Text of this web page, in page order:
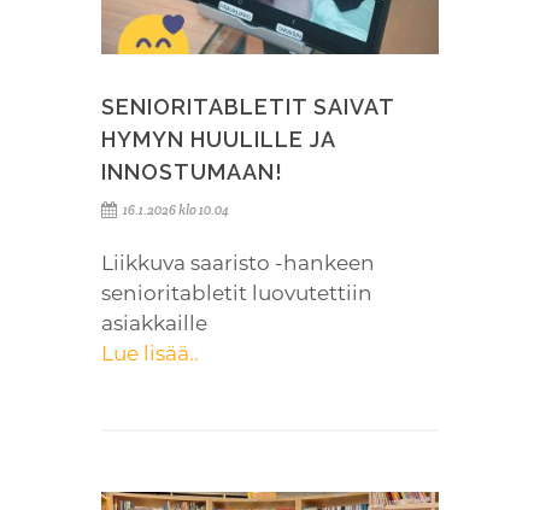
SENIORITABLETIT SAIVAT
HYMYN HUULILLE JA
INNOSTUMAAN!
16.1.2026 klo 10.04
Liikkuva saaristo -hankeen
senioritabletit luovutettiin
asiakkaille
Lue lisää..